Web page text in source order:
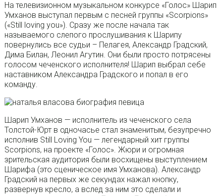
На телевизионном музыкальном конкурсе «Голос» Шарип
Умханов выступал первым с песней группы «Scorpions»
(«Still loving you»). Сразу же после начала так
называемого слепого прослушивания к Шарипу
повернулись все судьи – Пелагея, Александр Градский,
Дима Билан, Леонил Агутин. Они были просто потрясены
голосом чеченского исполнителя! Шарип выбрал себе
наставником Александра Градского и попал в его
команду.
Шарип Умханов — исполнитель из чеченского села
Толстой-Юрт в одночасье стал знаменитым, безупречно
исполнив Still Loving You — легендарный хит группы
Scorpions, на проекте «Голос». Жюри и огромная
зрительская аудитория были восхищены выступлением
Шарифа (это сценическое имя Умханова). Александр
Градский на первых же секундах нажал кнопку,
развернув кресло, а вслед за ним это сделали и